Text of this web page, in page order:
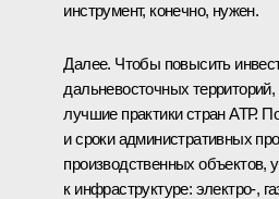
инструмент, конечно, нужен.
Далее. Чтобы повысить
дальневосточных
лучшие практики стран АТР.
и сроки административных
производственных объектов,
к инфраструктуре: электро-,